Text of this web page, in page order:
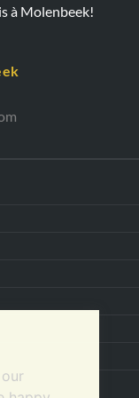
à Molenbeek!